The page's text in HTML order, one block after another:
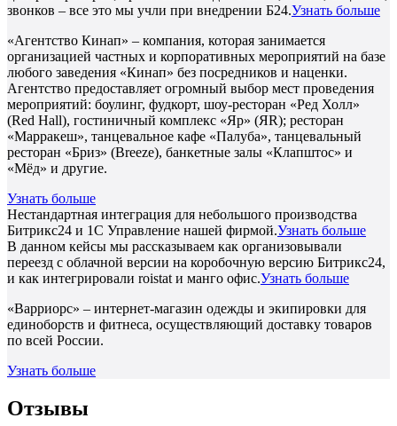
звонков – все это мы учли при внедрении Б24.Узнать больше
«Агентство Кинап» – компания, которая занимается
организацией частных и корпоративных мероприятий на базе
любого заведения «Кинап» без посредников и наценки.
Агентство предоставляет огромный выбор мест проведения
мероприятий: боулинг, фудкорт, шоу-ресторан «Ред Холл»
(Red Hall), гостиничный комплекс «Яр» (ЯR); ресторан
«Марракеш», танцевальное кафе «Палуба», танцевальный
ресторан «Бриз» (Breeze), банкетные залы «Клапштос» и
«Мёд» и другие.
Узнать больше
Нестандартная интеграция для небольшого производства
Битрикс24 и 1С Управление нашей фирмой.Узнать больше
В данном кейсы мы рассказываем как организовывали
переезд с облачной версии на коробочную версию Битрикс24,
и как интегрировали roistat и манго офис.Узнать больше
«Варриорс» – интернет-магазин одежды и экипировки для
единоборств и фитнеса, осуществляющий доставку товаров
по всей России.
Узнать больше
Отзывы